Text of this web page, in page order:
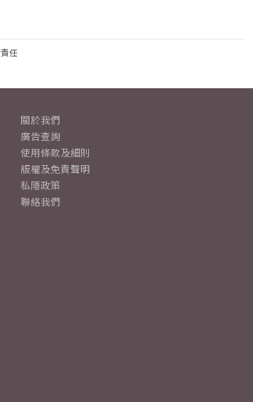
任
關於我們
廣告查詢
使用條款及細則
版權及免責聲明
私隱政策
聯絡我們